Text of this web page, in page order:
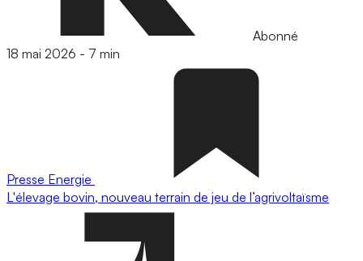
Abonné
18 mai 2026 - 7 min
Presse Energie
L'élevage bovin, nouveau terrain de jeu de l’agrivoltaïsme